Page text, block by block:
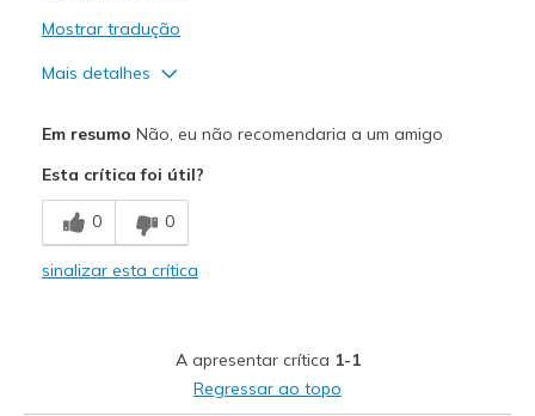
Mostrar tradução
Mais detalhes
Melhores utilizações
Casual Wear
I'm Into Shoes
Em resumo Não, eu não recomendaria a um amigo
Esta crítica foi útil?
0 0
sinalizar esta crítica
A apresentar crítica 1-1
Regressar ao topo